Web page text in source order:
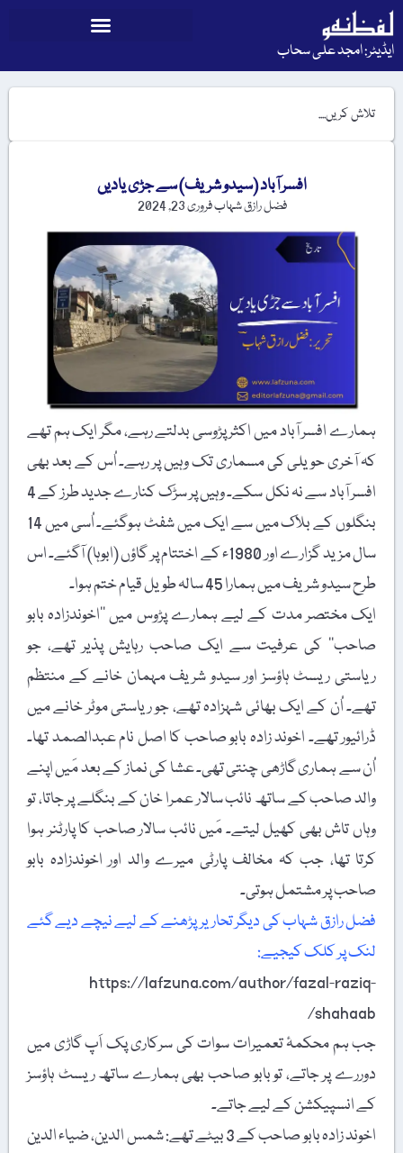
ایڈیٹر: امجد علی سحاب
افسر آباد (سیدو شریف) سے جڑی یادیں
فضل رازق شہابفروری 23, 2024
ہمارے افسر آباد میں اکثر پڑوسی بدلتے رہے، مگر ایک ہم تھے
کہ آخری حویلی کی مسماری تک وہیں پر رہے۔ اُس کے بعد بھی
افسر آباد سے نہ نکل سکے۔ وہیں پر سڑک کنارے جدید طرز کے 4
بنگلوں کے بلاک میں سے ایک میں شفٹ ہوگئے۔ اُسی میں 14
سال مزید گزارے اور 1980ء کے اختتام پر گاؤں (ابوہا) آگئے۔ اس
طرح سیدو شریف میں ہمارا 45 سالہ طویل قیام ختم ہوا۔
ایک مختصر مدت کے لیے ہمارے پڑوس میں ’’اخوندزادہ بابو
صاحب‘‘ کی عرفیت سے ایک صاحب رہایش پذیر تھے، جو
ریاستی ریسٹ ہاؤسز اور سیدو شریف مہمان خانے کے منتظم
تھے۔ اُن کے ایک بھائی شہزادہ تھے، جو ریاستی موٹر خانے میں
ڈرائیور تھے۔ اخوند زادہ بابو صاحب کا اصل نام عبدالصمد تھا۔
اُن سے ہماری گاڑھی چنتی تھی۔ عشا کی نماز کے بعد مَیں اپنے
والد صاحب کے ساتھ نائب سالار عمرا خان کے بنگلے پر جاتا، تو
وہاں تاش بھی کھیل لیتے۔ مَیں نائب سالار صاحب کا پارٹنر ہوا
کرتا تھا، جب کہ مخالف پارٹی میرے والد اور اخوندزادہ بابو
صاحب پر مشتمل ہوتی۔
فضل رازق شہاب کی دیگر تحاریر پڑھنے کے لیے نیچے دیے گئے
لنک پر کلک کیجیے:
https://lafzuna.com/author/fazal-raziq-
shahaab/
جب ہم محکمۂ تعمیرات سوات کی سرکاری پک اَپ گاڑی میں
دوررے پر جاتے، تو بابو صاحب بھی ہمارے ساتھ ریسٹ ہاؤسز
کے انسپیکشن کے لیے جاتے۔
اخوند زادہ بابو صاحب کے 3 بیٹے تھے: شمس الدین، ضیاء الدین